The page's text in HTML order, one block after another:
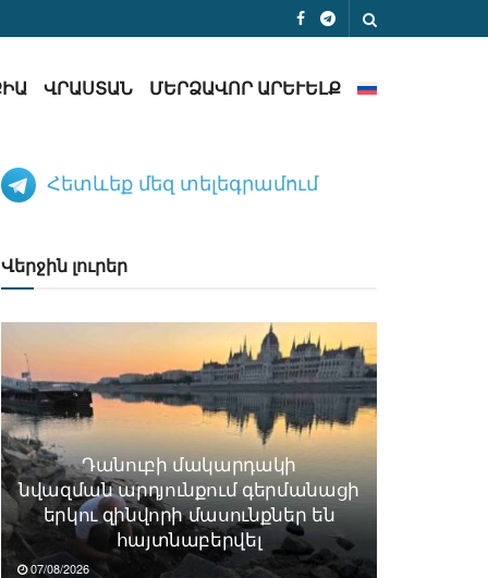
ՎՐԱՍՏԱՆ ՄԵՐՁԱՎՈՐ ԱՐԵՒԵԼՔ
Հետևեք մեզ տելեգրամում
Վերջին լուրեր
Դանուբի մակարդակի
նվազման արդյունքում գերմանացի
երկու զինվորի մասունքներ են
հայտնաբերվել
07/08/2026